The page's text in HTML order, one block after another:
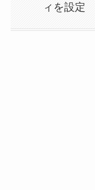
ィを設定